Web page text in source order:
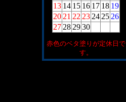
13 14 15 16 17 18 19
20 21 22 23 24 25 26
27 28 2930
赤色のベタ塗りが定休日で
す。